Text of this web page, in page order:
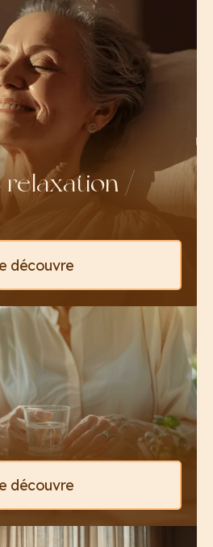
relaxation /
découvre
découvre